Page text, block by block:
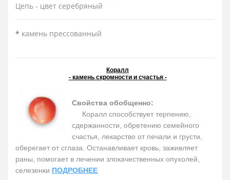
Цепь - цвет серебряный
* камень прессованный
Коралл
- камень скромности и счастья -
Свойства обобщенно:
Коралл способствует терпению,
сдержанности, обретению семейного
счастья, лекарство от печали и грусти,
оберегает от сглаза. Останавливает кровь, заживляет
раны, помогает в лечении злокачественных опухолей,
селезенки ПОДРОБНЕЕ